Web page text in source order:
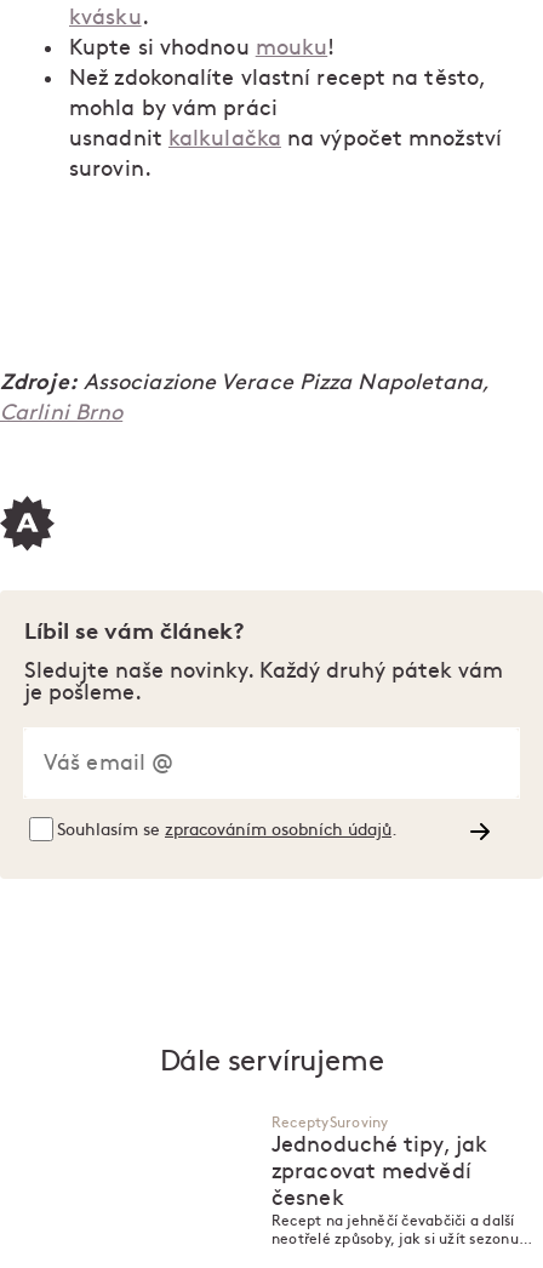
kvásku.
Kupte si vhodnou mouku!
Než zdokonalíte vlastní recept na těsto,
mohla by vám práci
usnadnit kalkulačka na výpočet množství
surovin.
Zdroje:Associazione Verace Pizza Napoletana,
Carlini Brno
Líbil se vám článek?
Sledujte naše novinky. Každý druhý pátek vám
je pošleme.
Souhlasím se zpracováním osobních údajů
Dále servírujeme
ReceptySuroviny
Jednoduché tipy, jak
zpracovat medvědí
česnek
Recept na jehněčí čevabčiči a další
neotřelé způsoby, jak si užít sezonu